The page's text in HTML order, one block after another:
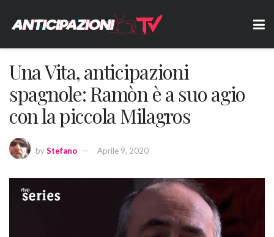
Una Vita, anticipazioni
spagnole: Ramòn è a suo agio
con la piccola Milagros
byStefano Aprile 9, 2020